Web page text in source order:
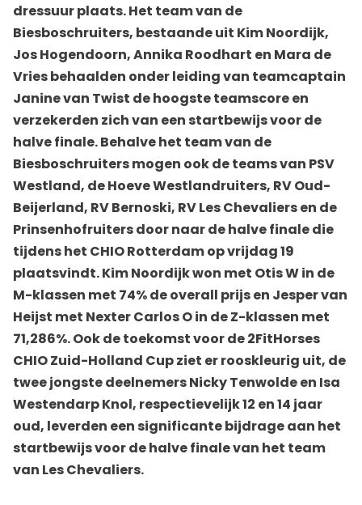
dressuur plaats. Het team van de
Biesboschruiters, bestaande uit Kim Noordijk,
Jos Hogendoorn, Annika Roodhart en Mara de
Vries behaalden onder leiding van teamcaptain
Janine van Twist de hoogste teamscore en
verzekerden zich van een startbewijs voor de
halve finale. Behalve het team van de
Biesboschruiters mogen ook de teams van PSV
Westland, de Hoeve Westlandruiters, RV Oud-
Beijerland, RV Bernoski, RV Les Chevaliers en de
Prinsenhofruiters door naar de halve finale die
tijdens het CHIO Rotterdam op vrijdag 19
plaatsvindt. Kim Noordijk won met Otis W in de
M-klassen met 74% de overall prijs en Jesper van
Heijst met Nexter Carlos O in de Z-klassen met
71,286%. Ook de toekomst voor de 2FitHorses
CHIO Zuid-Holland Cup ziet er rooskleurig uit, de
twee jongste deelnemers Nicky Tenwolde en Isa
Westendarp Knol, respectievelijk 12 en 14 jaar
oud, leverden een significante bijdrage aan het
startbewijs voor de halve finale van het team
van Les Chevaliers.